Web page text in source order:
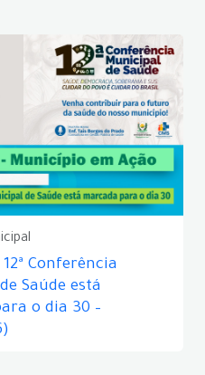
Conferência
Saúde está
o dia 30 –